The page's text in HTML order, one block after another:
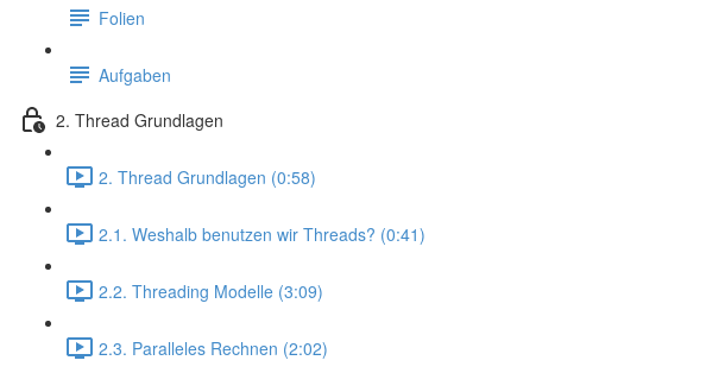
Folien
Aufgaben
2. Thread Grundlagen
2. Thread Grundlagen (0:58)
2.1. Weshalb benutzen wir Threads? (0:41)
2.2. Threading Modelle (3:09)
2.3. Paralleles Rechnen (2:02)